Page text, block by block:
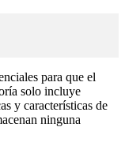
para que el
solo incluye
y características de
ninguna